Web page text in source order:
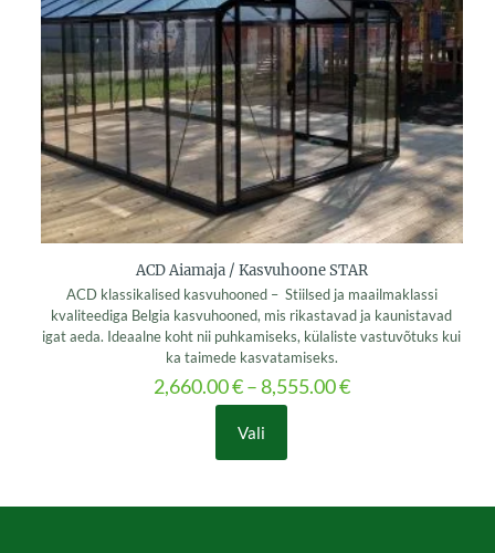
may
be
chosen
on
product
page
ACD Aiamaja / Kasvuhoone STAR
ACD klassikalised kasvuhooned – Stiilsed ja maailmaklassi
kvaliteediga Belgia kasvuhooned, mis rikastavad ja kaunistavad
igat aeda. Ideaalne koht nii puhkamiseks, külaliste vastuvõtuks kui
ka taimede kasvatamiseks.
2,660.00€– 8,555.00€
Vali
This
product
multiple